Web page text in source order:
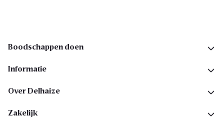
Boodschappen doen
Informatie
Over Delhaize
Zakelijk